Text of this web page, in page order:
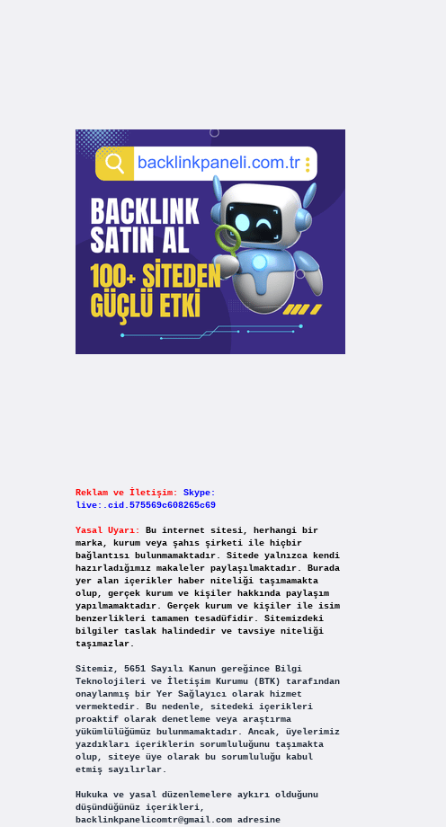
Reklam ve İletişim:
Skype:
live:.cid.575569c608265c69
Yasal Uyarı:
Bu internet sitesi, herhangi bir
marka, kurum veya şahıs şirketi ile hiçbir
bağlantısı bulunmamaktadır. Sitede yalnızca kendi
hazırladığımız makaleler paylaşılmaktadır. Burada
yer alan içerikler haber niteliği taşımamakta
olup, gerçek kurum ve kişiler hakkında paylaşım
yapılmamaktadır. Gerçek kurum ve kişiler ile isim
benzerlikleri tamamen tesadüfidir. Sitemizdeki
bilgiler taslak halindedir ve tavsiye niteliği
taşımazlar.
Sitemiz, 5651 Sayılı Kanun gereğince Bilgi
Teknolojileri ve İletişim Kurumu (BTK) tarafından
onaylanmış bir Yer Sağlayıcı olarak hizmet
vermektedir. Bu nedenle, sitedeki içerikleri
proaktif olarak denetleme veya araştırma
yükümlülüğümüz bulunmamaktadır. Ancak, üyelerimiz
yazdıkları içeriklerin sorumluluğunu taşımakta
olup, siteye üye olarak bu sorumluluğu kabul
etmiş sayılırlar.
Hukuka ve yasal düzenlemelere aykırı olduğunu
düşündüğünüz içerikleri,
backlinkpanelicomtr@gmail.comadresine